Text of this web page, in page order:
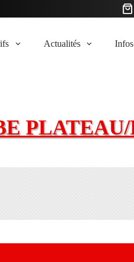
Actualités